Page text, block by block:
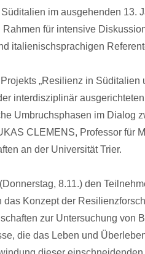
im ausgehenden 13.
für intensive
italienischsprachigen
„Resilienz in Süditalien
interdisziplinär
Umbruchsphasen im Dialog
CLEMENS, Professor für
an der Universität Trier.
8.11.) den
Konzept der
zur Untersuchung von
die das Leben und